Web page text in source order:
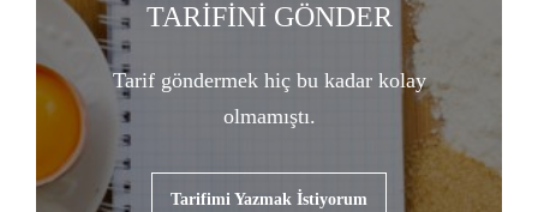
TARİFİNİ GÖNDER
Tarif göndermek hiç bu kadar kolay
olmamıştı.
Tarifimi Yazmak İstiyorum